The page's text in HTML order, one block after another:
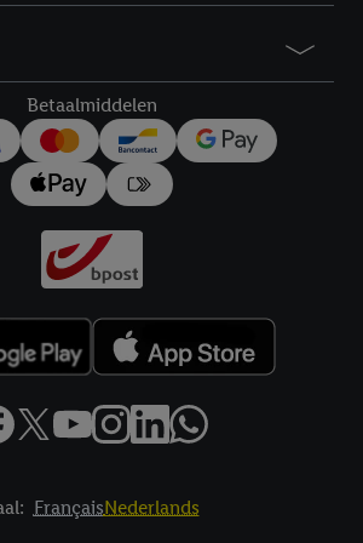
Betaalmiddelen
FrançaisNederlands
gegevens en uw recht om uw
tijde met vooruitwerkende kracht in te